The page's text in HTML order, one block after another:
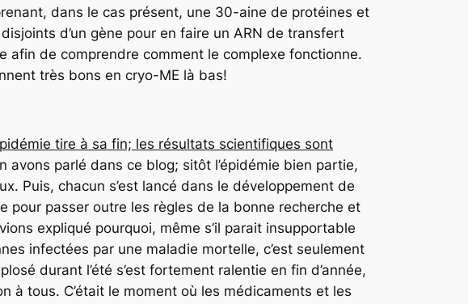
dans le cas présent, une 30-aine de protéines et
d’un gène pour en faire un ARN de transfert
afin de comprendre comment le complexe fonctionne.
très bons en cryo-ME là bas!
tire à sa fin; les résultats scientifiques sont
parlé dans ce blog; sitôt l’épidémie bien partie,
Puis, chacun s’est lancé dans le développement de
pour passer outre les règles de la bonne recherche et
expliqué pourquoi, même s’il parait insupportable
infectées par une maladie mortelle, c’est seulement
durant l’été s’est fortement ralentie en fin d’année,
à tous. C’était le moment où les médicaments et les